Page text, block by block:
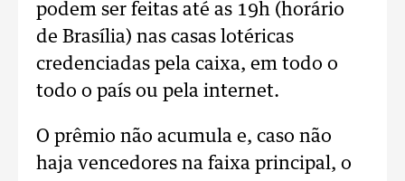
podem ser feitas até as 19h (horário
de Brasília) nas casas lotéricas
credenciadas pela caixa, em todo o
todo o país ou pela internet.
O prêmio não acumula e, caso não
haja vencedores na faixa principal, o